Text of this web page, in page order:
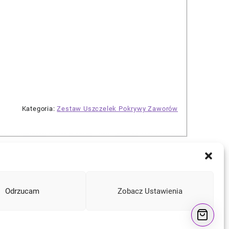
Odrzucam Zobacz Ustawienia
Kategoria:Zestaw Uszczelek Pokrywy Zaworów
Instagram
Facebook
YouTube
Mail